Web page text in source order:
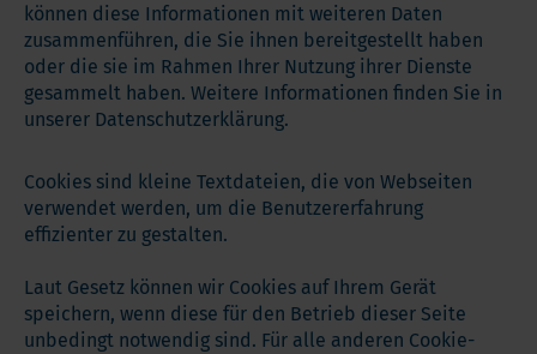
können diese Informationen mit weiteren Daten
zusammenführen, die Sie ihnen bereitgestellt haben
oder die sie im Rahmen Ihrer Nutzung ihrer Dienste
gesammelt haben. Weitere Informationen finden Sie in
unserer Datenschutzerklärung.
Cookies sind kleine Textdateien, die von Webseiten
verwendet werden, um die Benutzererfahrung
effizienter zu gestalten.
Laut Gesetz können wir Cookies auf Ihrem Gerät
speichern, wenn diese für den Betrieb dieser Seite
unbedingt notwendig sind. Für alle anderen Cookie-